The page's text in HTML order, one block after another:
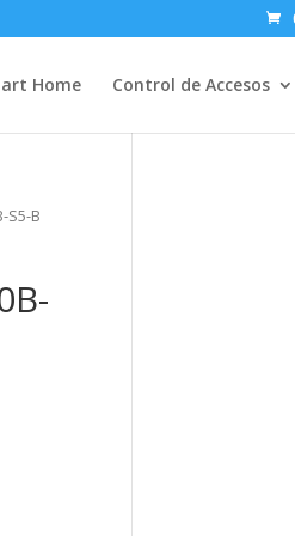
Home Control de Accesos
S5-B